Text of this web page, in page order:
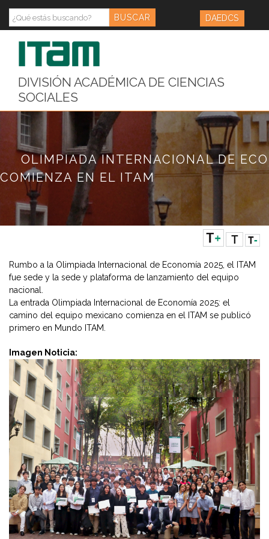
DAEDCS
DIVISIÓN ACADÉMICA DE CIENCIAS
SOCIALES
OLIMPIADA INTERNACIONAL DE
COMIENZA EN EL ITAM
Rumbo a la Olimpiada Internacional de Economía 2025, el ITAM
fue sede y la sede y plataforma de lanzamiento del equipo
nacional.
La entrada Olimpiada Internacional de Economía 2025: el
camino del equipo mexicano comienza en el ITAM se publicó
primero en Mundo ITAM.
Imagen Noticia: